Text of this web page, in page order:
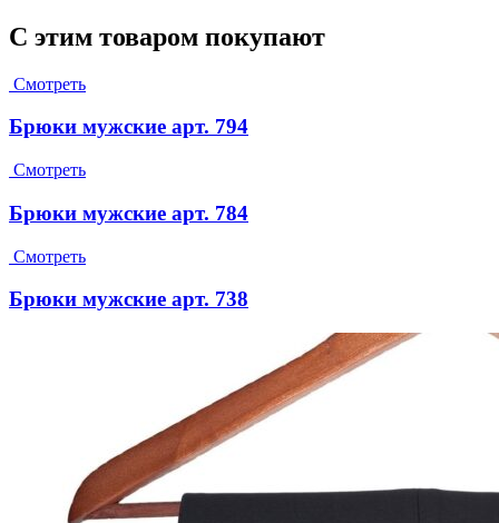
С этим товаром покупают
Смотреть
Брюки мужские арт. 794
Смотреть
Брюки мужские арт. 784
Смотреть
Брюки мужские арт. 738